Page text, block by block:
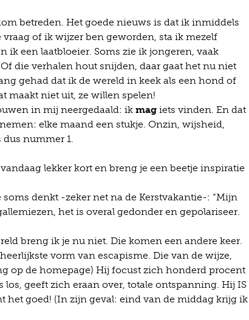
betreden. Het goede nieuws is dat ik inmiddels
of ik wijzer ben geworden, sta ik mezelf
ik een laatbloeier. Soms zie ik jongeren, vaak
die verhalen hout snijden, daar gaat het nu niet
gehad dat ik de wereld in keek als een hond of
maakt niet uit, ze willen spelen!
in mij neergedaald: ik mag iets vinden. En dat
elke maand een stukje. Onzin, wijsheid,
nummer 1.
lekker kort en breng je een beetje inspiratie
denkt -zeker net na de Kerstvakantie-: “Mijn
het is overal gedonder en gepolariseer.
breng ik je nu niet. Die komen een andere keer.
vorm van escapisme. Die van de wijze,
op de homepage) Hij focust zich honderd procent
geeft zich eraan over, totale ontspanning. Hij IS
het goed! (In zijn geval: eind van de middag krijg ik